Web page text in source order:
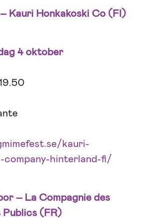
Kauri Honkakoski Co (FI)
4 oktober
kauri-
company-hinterland-fi/
– La Compagnie des
(FR)